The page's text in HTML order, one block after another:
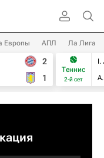
Европы АПЛ Ла Лига
2
1
Теннис
2-й сет
I.